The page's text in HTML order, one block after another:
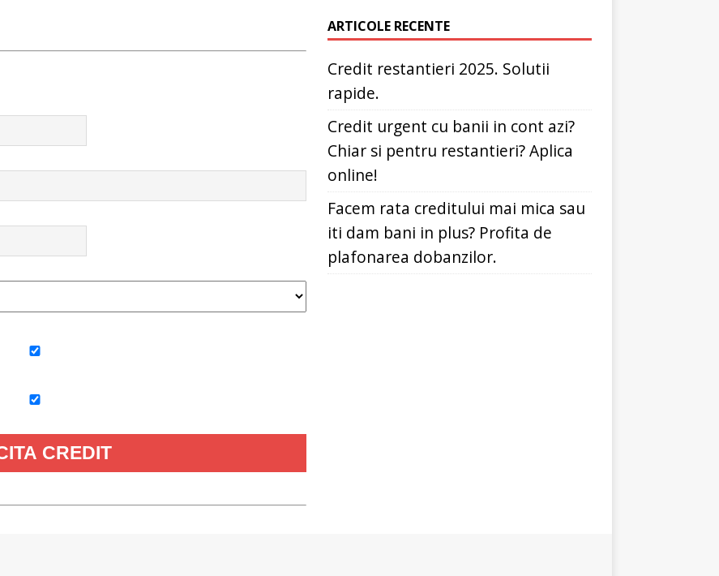
ARTICOLE RECENTE
Credit restantieri 2025. Solutii
rapide.
Credit urgent cu banii in cont azi?
Chiar si pentru restantieri? Aplica
online!
Facem rata creditului mai mica sau
iti dam bani in plus? Profita de
plafonarea dobanzilor.